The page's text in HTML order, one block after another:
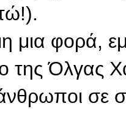
μια φορά,
της Όλγας
σε